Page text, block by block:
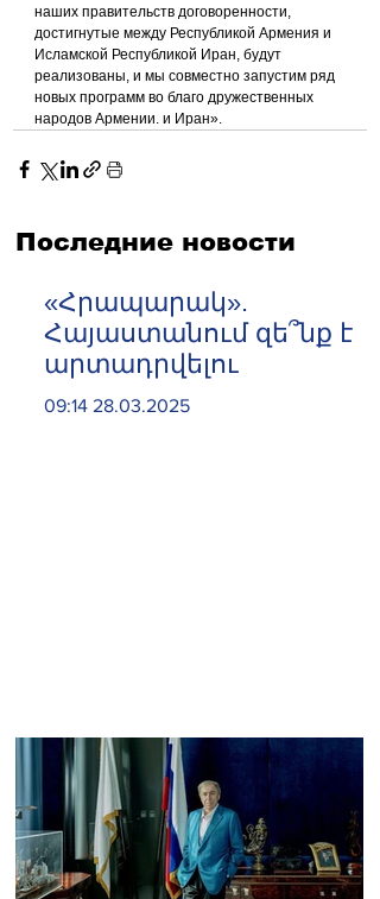
наших правительств договоренности,
достигнутые между Республикой Армения и
Исламской Республикой Иран, будут
реализованы, и мы совместно запустим ряд
новых программ во благо дружественных
народов Армении. и Иран».
Последние новости
«Հրապարակ».
Հայաստանում զե՞նք է
արտադրվելու
09:14 28.03.2025